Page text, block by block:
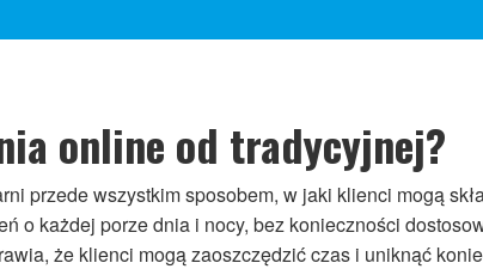
online od tradycyjnej?
przede wszystkim sposobem, w jaki klienci mogą
o każdej porze dnia i nocy, bez konieczności
że klienci mogą zaoszczędzić czas i uniknąć